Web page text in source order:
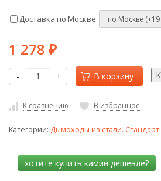
Доставка по Москве
1 278 ₽
- + В корзину
К сравнению В избранное
Категории: Дымоходы из стали. Стандарт.